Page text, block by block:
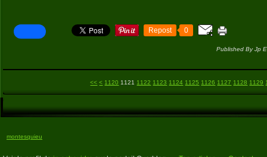
Repost 0
Published By Jp
<< < 1100
1110
1120 1121 1122 1123 1124 1125 1126 1127 1128 1129
montesquieu